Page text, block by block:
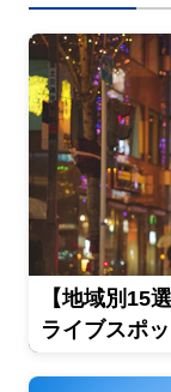
【地域別15
ライブスポ